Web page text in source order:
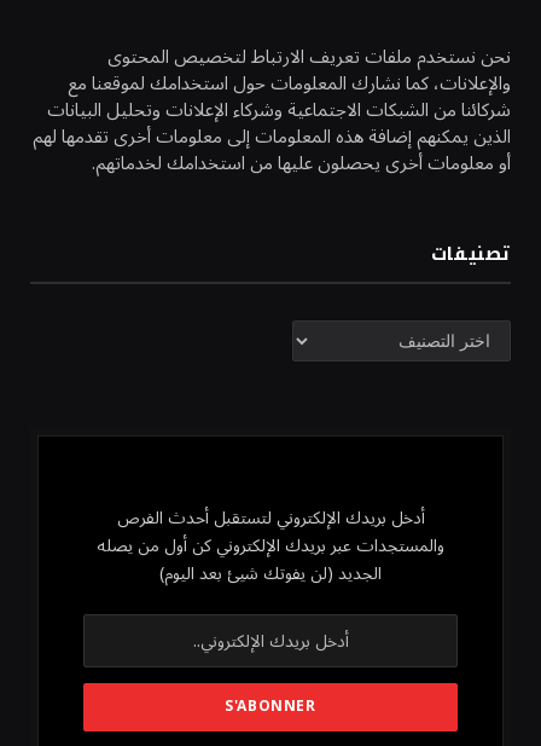
نحن نستخدم ملفات تعريف الارتباط لتخصيص المحتوى
والإعلانات، كما نشارك المعلومات حول استخدامك لموقعنا مع
شركائنا من الشبكات الاجتماعية وشركاء الإعلانات وتحليل البيانات
الذين يمكنهم إضافة هذه المعلومات إلى معلومات أخرى تقدمها لهم
أو معلومات أخرى يحصلون عليها من استخدامك لخدماتهم.
تصنيفات
تصنيفات
أدخل بريدك الإلكتروني لتستقبل أحدث الفرص
والمستجدات عبر بريدك الإلكتروني كن أول من يصله
الجديد (لن يفوتك شيئ بعد اليوم)